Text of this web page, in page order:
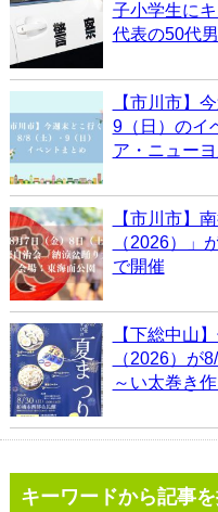
子小学生に
代表の50代
【市川市】
9（日）のイ
ア・ニュー
【市川市】
（2026）」
で開催
【下総中山
（2026）が
～い太巻き
キーワードから記事